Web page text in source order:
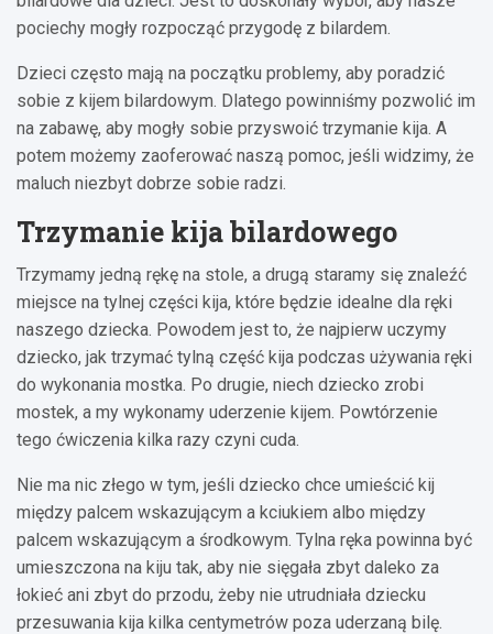
pociechy mogły rozpocząć przygodę z bilardem.
Dzieci często mają na początku problemy, aby poradzić
sobie z kijem bilardowym. Dlatego powinniśmy pozwolić im
na zabawę, aby mogły sobie przyswoić trzymanie kija. A
potem możemy zaoferować naszą pomoc, jeśli widzimy, że
maluch niezbyt dobrze sobie radzi.
Trzymanie kija bilardowego
Trzymamy jedną rękę na stole, a drugą staramy się znaleźć
miejsce na tylnej części kija, które będzie idealne dla ręki
naszego dziecka. Powodem jest to, że najpierw uczymy
dziecko, jak trzymać tylną część kija podczas używania ręki
do wykonania mostka. Po drugie, niech dziecko zrobi
mostek, a my wykonamy uderzenie kijem. Powtórzenie
tego ćwiczenia kilka razy czyni cuda.
Nie ma nic złego w tym, jeśli dziecko chce umieścić kij
między palcem wskazującym a kciukiem albo między
palcem wskazującym a środkowym. Tylna ręka powinna być
umieszczona na kiju tak, aby nie sięgała zbyt daleko za
łokieć ani zbyt do przodu, żeby nie utrudniała dziecku
przesuwania kija kilka centymetrów poza uderzaną bilę.